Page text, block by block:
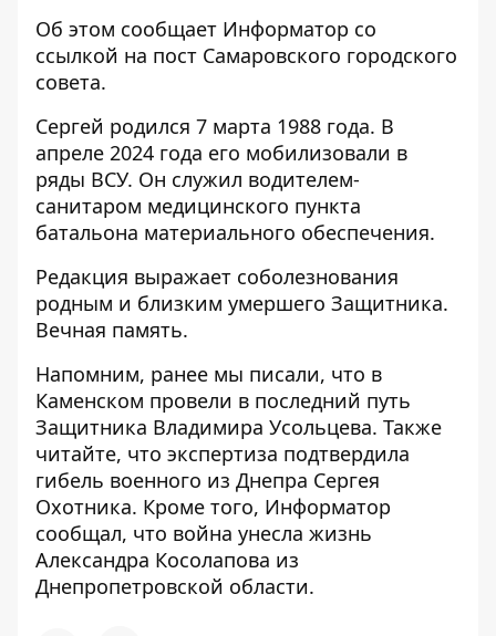
Об этом сообщает Информатор со
ссылкой на пост Самаровского городского
совета.
Сергей родился 7 марта 1988 года. В
апреле 2024 года его мобилизовали в
ряды ВСУ. Он служил водителем-
санитаром медицинского пункта
батальона материального обеспечения.
Редакция выражает соболезнования
родным и близким умершего Защитника.
Вечная память.
Напомним, ранее мы писали, что в
Каменском провели в последний путь
Защитника Владимира Усольцева. Также
читайте, что экспертиза подтвердила
гибель военного из Днепра Сергея
Охотника. Кроме того, Информатор
сообщал, что война унесла жизнь
Александра Косолапова из
Днепропетровской области.